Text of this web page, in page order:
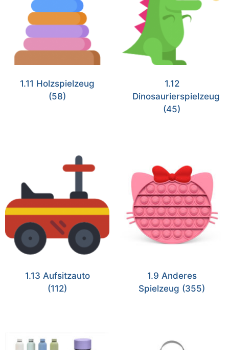
1.11 Holzspielzeug
(58)
1.12
Dinosaurierspielzeug
(45)
1.13 Aufsitzauto
(112)
1.9 Anderes
Spielzeug (355)